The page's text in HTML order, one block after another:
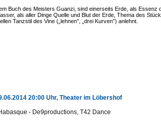
Buch des Meisters Guanzi, sind einerseits Erde, als Essenz
als aller Dinge Quelle und Blut der Erde, Thema des
Tanzstil des Vine („lehnen”, „drei Kurven”) anlehnt.
20:00 Uhr, Theater im Löbershof
- De9productions, T42 Dance